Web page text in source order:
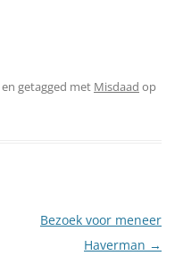
en getagged met Misdaad op
Bezoek voor meneer
Haverman →